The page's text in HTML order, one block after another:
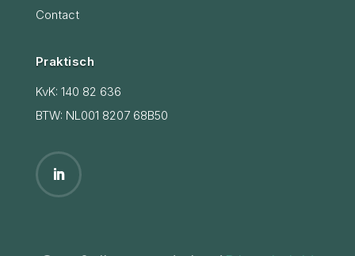
Contact
Praktisch
KvK: 140 82 636
BTW: NL001 8207 68B50